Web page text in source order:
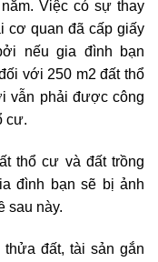
Việc có sự thay
cơ quan đã cấp giấy
nếu gia đình bạn
với 250 m2 đất thổ
vẫn phải được công
cư.
thổ cư và đất trồng
đình bạn sẽ bị ảnh
sau này.
đất, tài sản gắn